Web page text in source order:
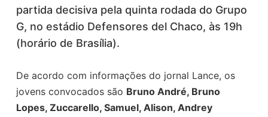
partida decisiva pela quinta rodada do Grupo
G, no estádio Defensores del Chaco, às 19h
(horário de Brasília).
De acordo com informações do jornal Lance, os
jovens convocados são Bruno André, Bruno
Lopes, Zuccarello, Samuel, Alison, Andrey